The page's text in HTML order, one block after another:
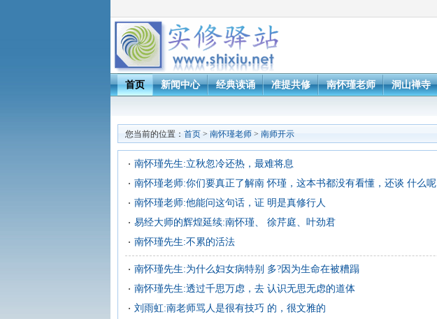
首页 新闻中心 经典读诵 准提共修 南怀瑾老师 洞山禅寺
您当前的位置： 首页 > 南怀瑾老师 > 南师开示
南怀瑾先生:立秋忽冷还热，最难将息
南怀瑾老师:你们要真正了解南 怀瑾，这本书都没有看懂，还谈 什么呢
南怀瑾老师:他能问这句话，证 明是真修行人
易经大师的辉煌延续:南怀瑾、 徐芹庭、叶劲君
南怀瑾先生:不累的活法
南怀瑾先生:为什么妇女病特别 多?因为生命在被糟蹋
南怀瑾先生:透过千思万虑，去 认识无思无虑的道体
刘雨虹:南老师骂人是很有技巧 的，很文雅的